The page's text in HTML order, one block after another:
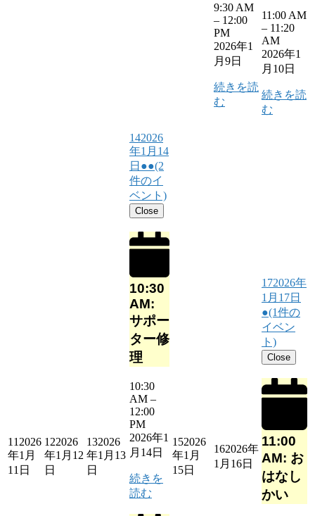
9:30 AM
– 12:00
PM
2026年1
月9日
続きを読
む
11:00 AM
– 11:20
AM
2026年1
月10日
続きを読
む
11 2026
年1月
11日
122026
年1月12
日
132026
年1月13
日
142026
年1月14
日 ●●(2
件のイ
ベント)
Close
10:30
AM:
サポー
ター修
理
10:30
AM –
12:00
PM
2026年1
月14日
続きを
読む
152026
年1月
15日
162026年
1月16日
172026年
1月17日
●(1件の
イベン
ト)
Close
11:00
AM: お
はなし
かい